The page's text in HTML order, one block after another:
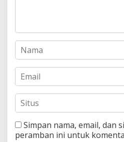
Simpan nama, email, dan
peramban ini untuk